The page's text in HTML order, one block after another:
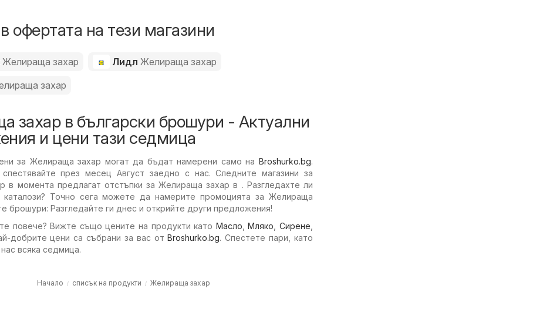
офертата на тези магазини
Желираща захар ЛидлЖелираща захар
захар
захар в български брошури - Актуални
и цени тази седмица
за Желираща захар могат да бъдат намерени само на Broshurko.bg.
през месец Август заедно с нас. Следните магазини за
в момента предлагат отстъпки за Желираща захар в . Разгледахте ли
каталози? Точно сега можете да намерите промоцията за Желираща
брошури: Разгледайте ги днес и открийте други предложения!
повече? Вижте също цените на продукти като Масло ,Мляко ,Сирене
добрите цени са събрани за вас отBroshurko.bg. Спестете пари, като
всяка седмица.
Начало списък на продукти Желираща захар